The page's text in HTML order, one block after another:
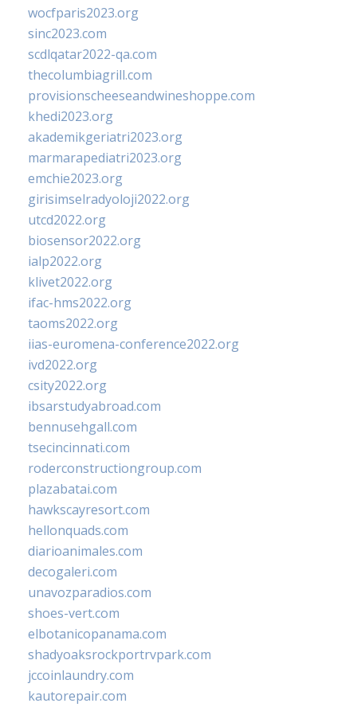
wocfparis2023.org
sinc2023.com
scdlqatar2022-qa.com
thecolumbiagrill.com
provisionscheeseandwineshoppe.com
khedi2023.org
akademikgeriatri2023.org
marmarapediatri2023.org
emchie2023.org
girisimselradyoloji2022.org
utcd2022.org
biosensor2022.org
ialp2022.org
klivet2022.org
ifac-hms2022.org
taoms2022.org
iias-euromena-conference2022.org
ivd2022.org
csity2022.org
ibsarstudyabroad.com
bennusehgall.com
tsecincinnati.com
roderconstructiongroup.com
plazabatai.com
hawkscayresort.com
hellonquads.com
diarioanimales.com
decogaleri.com
unavozparadios.com
shoes-vert.com
elbotanicopanama.com
shadyoaksrockportrvpark.com
jccoinlaundry.com
kautorepair.com